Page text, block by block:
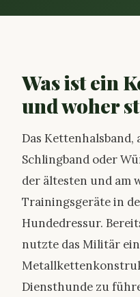
Was ist ein
und woher
Das Kettenhalsband,
Schlingband oder
der ältesten und am
Trainingsgeräte in
Hundedressur.
nutzte das Militär
Diensthunde zu